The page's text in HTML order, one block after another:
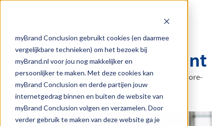
myBrand Conclusion gebruikt cookies (en daarmee
vergelijkbare technieken) om het bezoek bij
myBrand.nl voor jou nog makkelijker en
persoonlijker te maken. Met deze cookies kan
myBrand Conclusion en derde partijen jouw
internetgedrag binnen en buiten de website van
myBrand Conclusion volgen en verzamelen. Door
verder gebruik te maken van deze website ga je
SAP Business consultant
De frontrunner tijdens de Discovery-, Prepare- en Explore-
fase van een SAP-project.